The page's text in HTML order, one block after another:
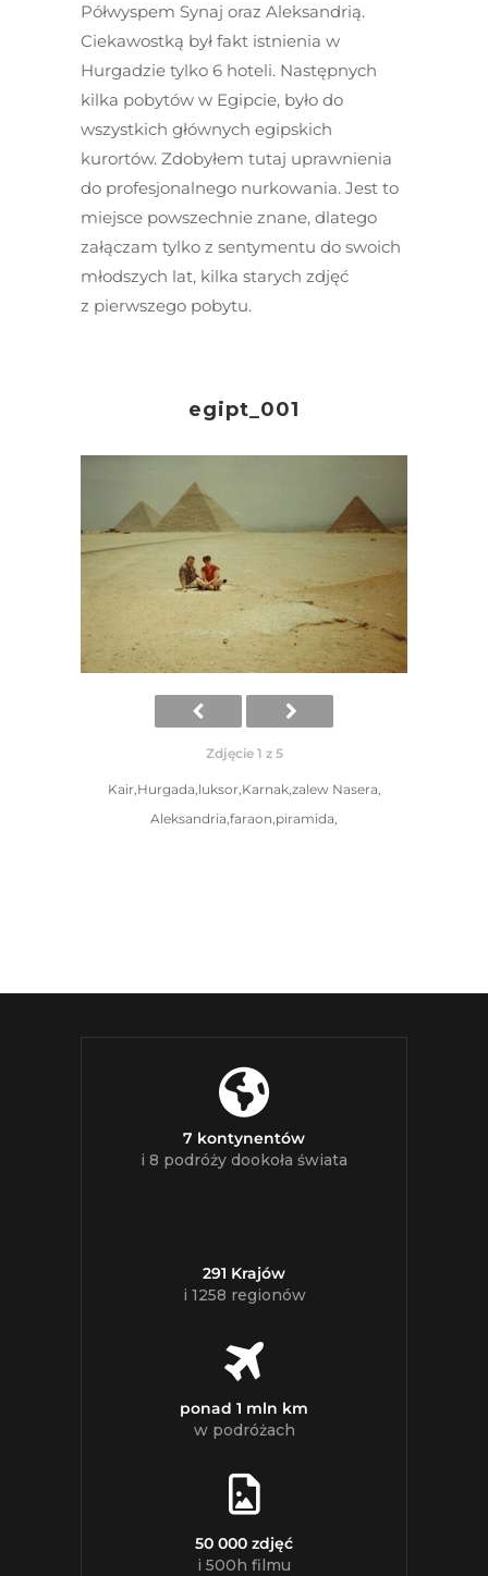
Półwyspem Synaj oraz Aleksandrią.
Ciekawostką był fakt istnienia w
Hurgadzie tylko 6 hoteli. Następnych
kilka pobytów w Egipcie, było do
wszystkich głównych egipskich
kurortów. Zdobyłem tutaj uprawnienia
do profesjonalnego nurkowania. Jest to
miejsce powszechnie znane, dlatego
załączam tylko z sentymentu do swoich
młodszych lat, kilka starych zdjęć
z pierwszego pobytu.
egipt_001
Zdjęcie 1 z 5
Kair,Hurgada,luksor,Karnak,zalew Nasera,
Aleksandria,faraon,piramida,
7 kontynentów
i 8 podróży dookoła świata
291 Krajów
i 1258 regionów
ponad 1 mln km
w podróżach
50 000 zdjęć
i 500h filmu